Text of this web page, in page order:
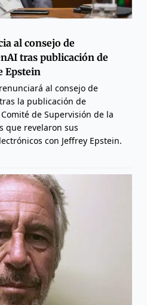
al consejo de
tras publicación de
Epstein
al consejo de
la publicación de
de Supervisión de la
que revelaron sus
con Jeffrey Epstein.